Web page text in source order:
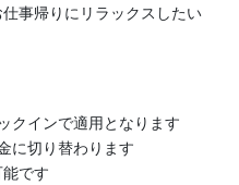
事帰りにリラックスしたい
クインで適用となります
に切り替わります
です